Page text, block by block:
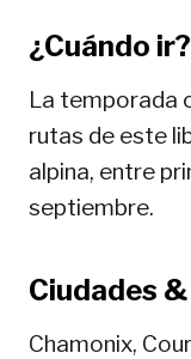
¿Cuándo ir?
La temporada
rutas de este
alpina, entre
septiembre.
Ciudades
Chamonix,